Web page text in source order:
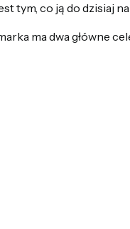
tym, co ją do dzisiaj
ma dwa główne